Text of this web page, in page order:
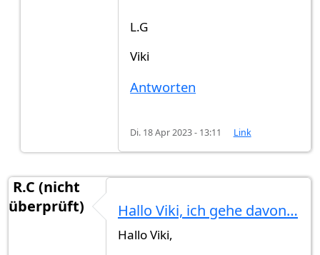
L.G
Viki
Antworten
Di. 18 Apr 2023 - 13:11 Link
R.C (nicht
überprüft)
Hallo Viki, ich gehe davon…
Hallo Viki,